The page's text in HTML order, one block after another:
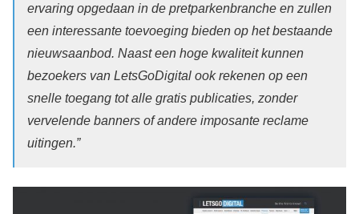
ervaring opgedaan in de pretparkenbranche en zullen
een interessante toevoeging bieden op het bestaande
nieuwsaanbod. Naast een hoge kwaliteit kunnen
bezoekers van LetsGoDigital ook rekenen op een
snelle toegang tot alle gratis publicaties, zonder
vervelende banners of andere imposante reclame
uitingen.”